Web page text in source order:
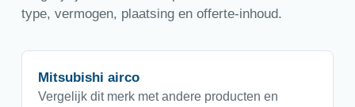
type, vermogen, plaatsing en offerte-inhoud.
Mitsubishi airco
Vergelijk dit merk met andere producten en